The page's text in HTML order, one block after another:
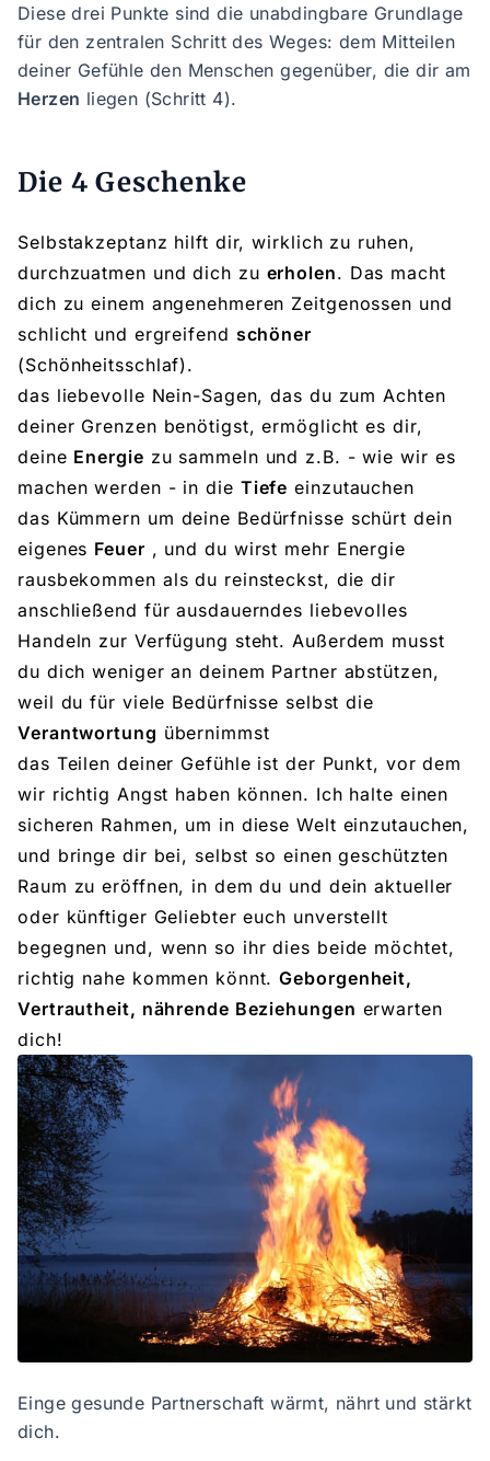
Diese drei Punkte sind die unabdingbare Grundlage
für den zentralen Schritt des Weges: dem Mitteilen
deiner Gefühle den Menschen gegenüber, die dir am
Herzen liegen (Schritt 4).
Die 4 Geschenke
Selbstakzeptanz hilft dir, wirklich zu ruhen,
durchzuatmen und dich zu erholen. Das macht
dich zu einem angenehmeren Zeitgenossen und
schlicht und ergreifend schöner
(Schönheitsschlaf).
das liebevolle Nein-Sagen, das du zum Achten
deiner Grenzen benötigst, ermöglicht es dir,
deine Energie zu sammeln und z.B. - wie wir es
machen werden - in die Tiefe einzutauchen
das Kümmern um deine Bedürfnisse schürt dein
eigenes Feuer , und du wirst mehr Energie
rausbekommen als du reinsteckst, die dir
anschließend für ausdauerndes liebevolles
Handeln zur Verfügung steht. Außerdem musst
du dich weniger an deinem Partner abstützen,
weil du für viele Bedürfnisse selbst die
Verantwortung übernimmst
das Teilen deiner Gefühle ist der Punkt, vor dem
wir richtig Angst haben können. Ich halte einen
sicheren Rahmen, um in diese Welt einzutauchen,
und bringe dir bei, selbst so einen geschützten
Raum zu eröffnen, in dem du und dein aktueller
oder künftiger Geliebter euch unverstellt
begegnen und, wenn so ihr dies beide möchtet,
richtig nahe kommen könnt.Geborgenheit,
Vertrautheit, nährende Beziehungen erwarten
dich!
Einge gesunde Partnerschaft wärmt, nährt und stärkt
dich.